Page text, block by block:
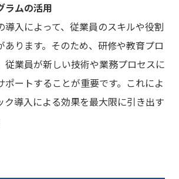
ラムの活用
導入によって、従業員のスキルや役割
あります。そのため、研修や教育プロ
従業員が新しい技術や業務プロセスに
ポートすることが重要です。これによ
ク導入による効果を最大限に引き出す